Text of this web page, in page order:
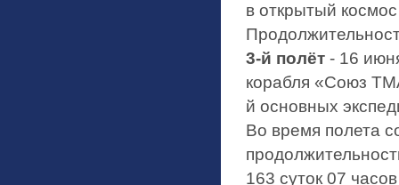
в открытый
3-й полёт - 16
корабля «Союз
й основных
Во время полета
163 суток 07